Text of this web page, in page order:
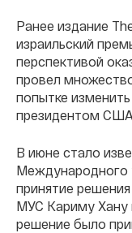
Ранее издание
израильский
перспективой
провел
попытке
президентом
В июне стало
Международного
принятие
МУС Кариму Хану
решение было